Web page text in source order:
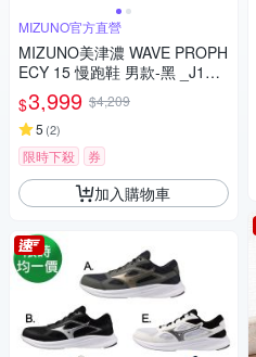
MIZUNO官方直營
MIZUNO美津濃 WAVE PROPH
ECY 15 慢跑鞋 男款-黑 _J1GC
265131
$3,999 $4,209
5 (2)
限時下殺 券
加入購物車